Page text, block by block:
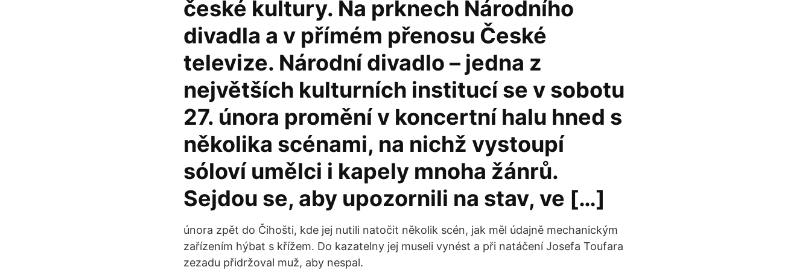
české kultury. Na prknech Národního
divadla a v přímém přenosu České
televize. Národní divadlo – jedna z
největších kulturních institucí se v sobotu
27. února promění v koncertní halu hned s
několika scénami, na nichž vystoupí
sóloví umělci i kapely mnoha žánrů.
Sejdou se, aby upozornili na stav, ve […]
února zpět do Čihošti, kde jej nutili natočit několik scén, jak měl údajně mechanickým
zařízením hýbat s křížem. Do kazatelny jej museli vynést a při natáčení Josefa Toufara
zezadu přidržoval muž, aby nespal.